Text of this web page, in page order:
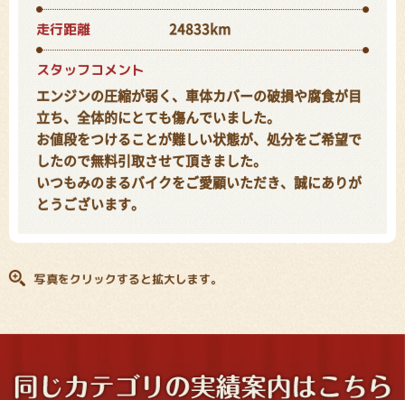
走行距離 24833km
スタッフコメント
エンジンの圧縮が弱く、車体カバーの破損や腐食が目
立ち、全体的にとても傷んでいました。
お値段をつけることが難しい状態が、処分をご希望で
したので無料引取させて頂きました。
いつもみのまるバイクをご愛顧いただき、誠にありが
とうございます。
写真をクリックすると拡大します。